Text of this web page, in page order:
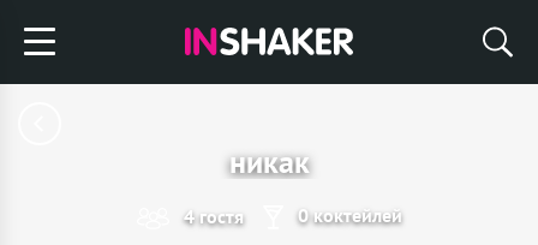
никак
4 гостя 0 коктейлей